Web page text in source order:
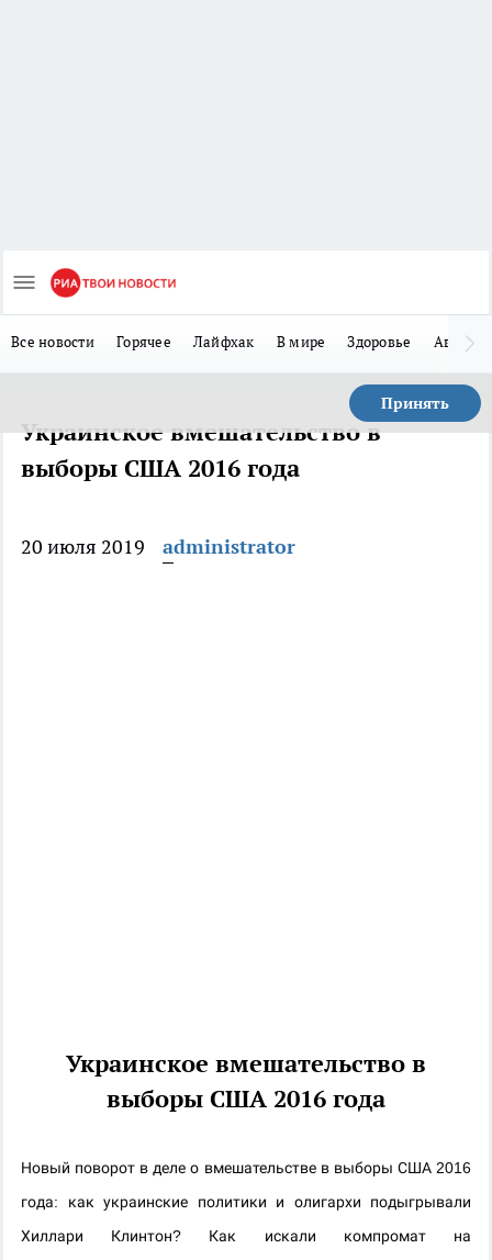
Все новости Горячее Лайфхак В мире Здоровье Авто
Принять
Украинское вмешательство в
выборы США 2016 года
20 июля 2019 administrator
Украинское вмешательство в
выборы США 2016 года
Новый поворот в деле о вмешательстве в выборы США 2016
года: как украинские политики и олигархи подыгрывали
Хиллари Клинтон? Как искали компромат на